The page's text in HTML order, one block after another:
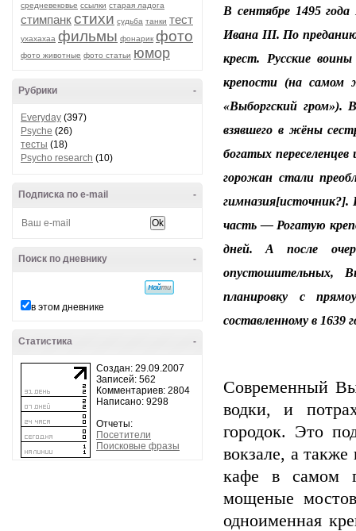
средневековье ссылки старая ладога
стимпанкстихи судьба танки тест
ухахахаа фильмы фонарик фото
фото животные фото статьи юмор
-
Рубрики
Everyday (397)
Psyche (26)
тесты (18)
Psycho research (10)
-
Подписка по e-mail
-
Поиск по дневнику
в этом дневнике
-
Статистика
Создан: 29.09.2007
Записей: 562
Комментариев: 2804
Написано: 9298
Отчеты:
Посетители
Поисковые фразы
В сентябре 1495 года
Ивана III. По
крест. Русские
крепости (на самом
«Выборгский гром»).
взявшего в жёны
богатых
горожан стали
гимназия[источник?].
часть — Рогатую
дней. А после
опустошительных,
планировку с
составленному в 1639
Современный
водки, и
городок. Это
вокзале, а также
кафе в самом
мощеные
одноименная